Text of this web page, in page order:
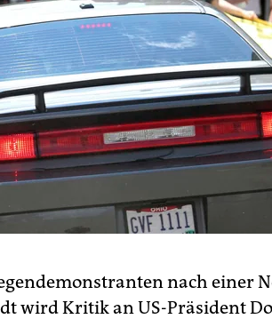
nach einer
wird Kritik an US-Präsident